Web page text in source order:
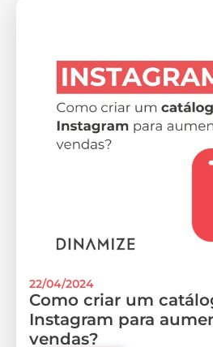
22/04/2024
Como criar um
Instagram para
vendas?